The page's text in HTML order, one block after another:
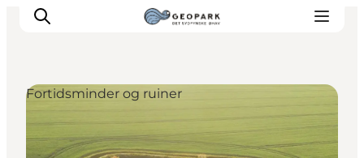
Fortidsminder og ruiner